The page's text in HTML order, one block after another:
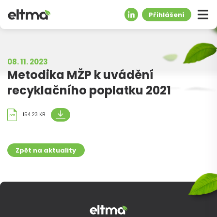
Přihlášení
08. 11. 2023
Metodika MŽP k uvádění
recyklačního poplatku 2021
pdf 154.23 KB
Zpět na aktuality